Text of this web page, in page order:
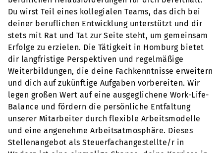
Du wirst Teil eines kollegialen Teams, das dich bei
deiner beruflichen Entwicklung unterstützt und dir
stets mit Rat und Tat zur Seite steht, um gemeinsam
Erfolge zu erzielen. Die Tätigkeit in Homburg bietet
dir langfristige Perspektiven und regelmäßige
Weiterbildungen, die deine Fachkenntnisse erweitern
und dich auf zukünftige Aufgaben vorbereiten. Wir
legen großen Wert auf eine ausgeglichene Work-Life-
Balance und fördern die persönliche Entfaltung
unserer Mitarbeiter durch flexible Arbeitsmodelle
und eine angenehme Arbeitsatmosphäre. Dieses
Stellenangebot als Steuerfachangestellte/r in